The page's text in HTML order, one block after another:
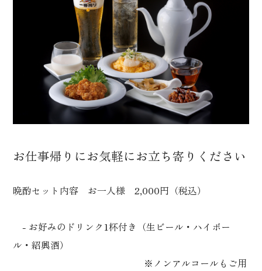
お仕事帰りにお気軽にお立ち寄りください
晩酌セット内容 お一人様 2,000円（税込）
- お好みのドリンク1杯付き（生ビール・ハイボー
ル・紹興酒）
※ノンアルコールもご用